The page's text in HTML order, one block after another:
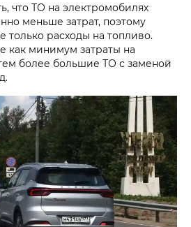
что ТО на электромобилях
меньше затрат, поэтому
только расходы на топливо.
как минимум затраты на
более большие ТО с заменой